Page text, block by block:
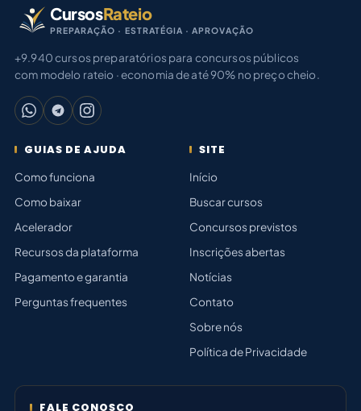
CursosRateio
PREPARAÇÃO · ESTRATÉGIA · APROVAÇÃO
+9.940 cursos preparatórios para concursos públicos
com modelo rateio · economia de até 90% no preço cheio.
GUIAS DE AJUDA
Como funciona
Como baixar
Acelerador
Recursos da plataforma
Pagamento e garantia
Perguntas frequentes
SITE
Início
Buscar cursos
Concursos previstos
Inscrições abertas
Notícias
Contato
Sobre nós
Política de Privacidade
FALE CONOSCO